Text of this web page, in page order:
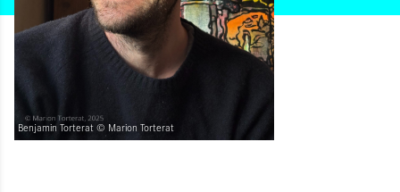
Benjamin Torterat © Marion Torterat